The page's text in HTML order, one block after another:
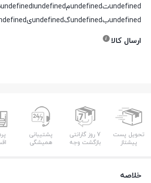
undefinedبundefinedگundefinedیundefinedرundefinedیundefinedدundefined
ارسال کالا
تحویل پست
پیشتاز
7 روز گارانتی
بازگشت وجه
پشتیبانی
همیشگی
خلاصه